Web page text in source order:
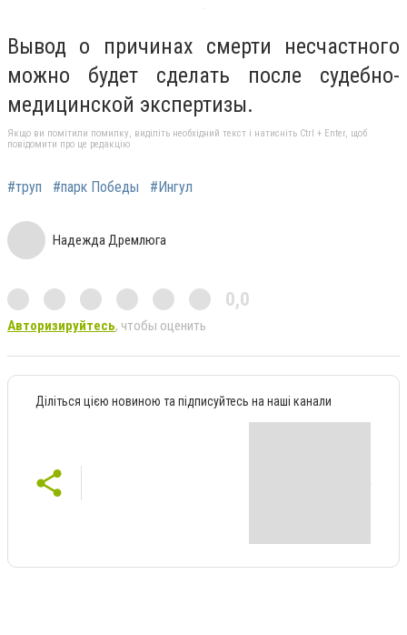
Вывод о причинах смерти несчастного
можно будет сделать после судебно-
медицинской экспертизы.
Якщо ви помітили помилку, виділіть необхідний текст і натисніть Ctrl + Enter, щоб
повідомити про це редакцію
#труп #парк Победы #Ингул
Надежда Дремлюга
0,0
Авторизируйтесь, чтобы оценить
Діліться цією новиною та підписуйтесь на наші канали